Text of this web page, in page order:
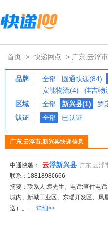
首页 > 快递网点 > 广东,云浮
品牌 全部 圆通快递(84)
安能物流(4)
佳吉物
区域
全部 新兴县(1) 罗
认证
全部 已认证
广东,云浮市,新兴县快递信息
中通快递： 云浮新兴县 广东,云浮
联系：18818980666
摘要：联系人:袁先生。电话:查件电
城内、新城工业区、东瑶开发区、凤
送）。 ... 详细>>